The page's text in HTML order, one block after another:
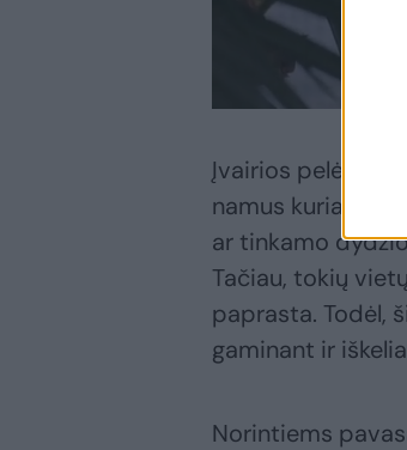
Įvairios pelėdų
namus kuria
ar tinkamo
Tačiau, tokių
paprasta. Todėl,
gaminant ir
Norintiems